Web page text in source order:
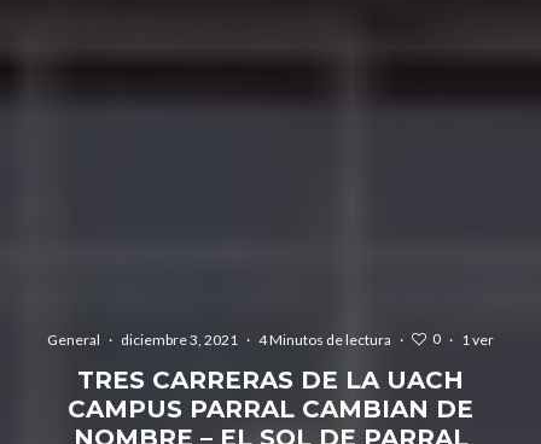
General · diciembre 3, 2021 · 4 Minutos de lectura · 0 · 1 ver
TRES CARRERAS DE LA UACH
CAMPUS PARRAL CAMBIAN DE
NOMBRE – EL SOL DE PARRAL